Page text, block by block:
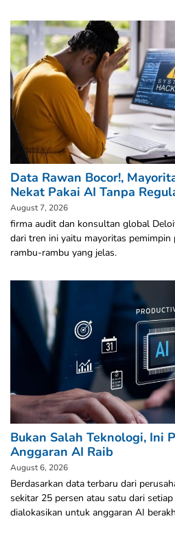
Data Rawan Bocor!,
Nekat Pakai AI Tanpa
August 7, 2026
firma audit dan konsultan global
dari tren ini yaitu mayoritas pemimpin
rambu-rambu yang jelas.
Bukan Salah Teknologi, Ini
Anggaran AI Raib
August 6, 2026
Berdasarkan data terbaru dari
sekitar 25 persen atau satu dari
dialokasikan untuk anggaran AI